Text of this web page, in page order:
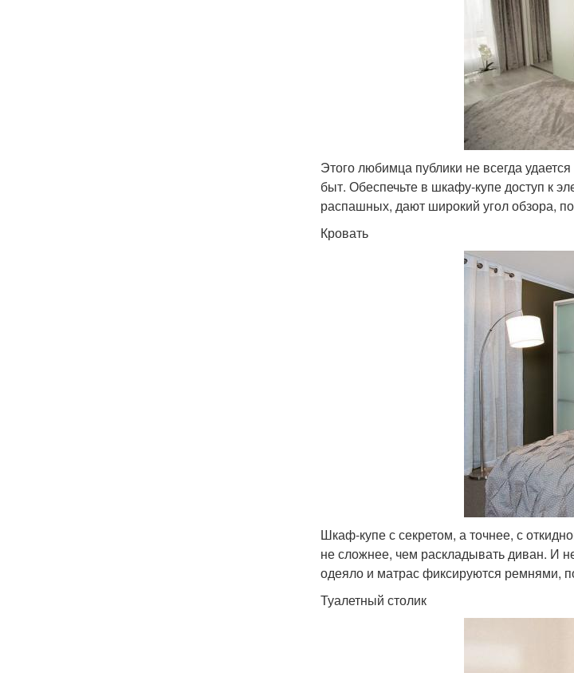
Этого любимца публики не всегда
быт. Обеспечьте в шкафу-купе доступ к
распашных, дают широкий угол обзора,
Кровать
Шкаф-купе с секретом, а точнее, с
не сложнее, чем раскладывать диван. И
одеяло и матрас фиксируются ремнями,
Туалетный столик